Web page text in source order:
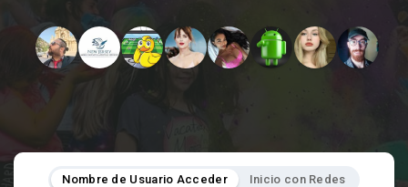
Nombre de Usuario Acceder Inicio con Redes